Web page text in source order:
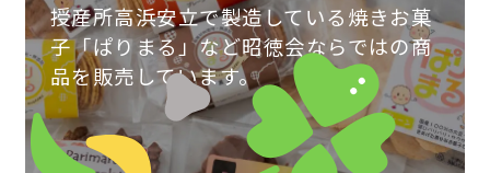
授産所高浜安立で製造している焼きお菓
子「ぱりまる」など昭徳会ならではの商
品を販売しています。